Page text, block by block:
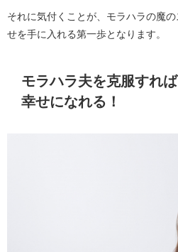
それに気付くことが、モラハラの魔
せを手に入れる第一歩となります。
モラハラ夫を克服すれ
幸せになれる！